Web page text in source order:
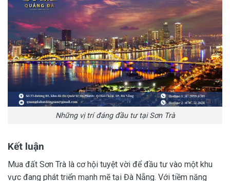
Những vị trí đáng đầu tư tại Sơn Trà
Kết luận
Mua đất Sơn Trà là cơ hội tuyệt vời để đầu tư vào một khu
vực đang phát triển mạnh mẽ tại Đà Nẵng. Với tiềm năng